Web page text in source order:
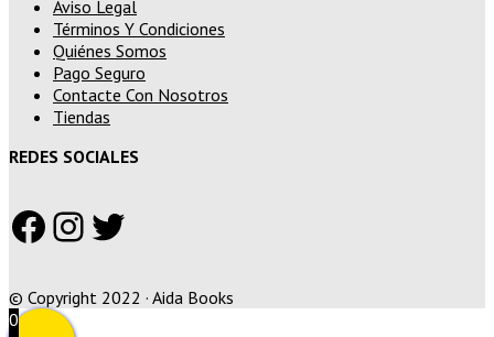
Aviso Legal
Términos Y Condiciones
Quiénes Somos
Pago Seguro
Contacte Con Nosotros
Tiendas
REDES SOCIALES
Facebook
Instagram
Twitter
© Copyright 2022 · Aida Books
0